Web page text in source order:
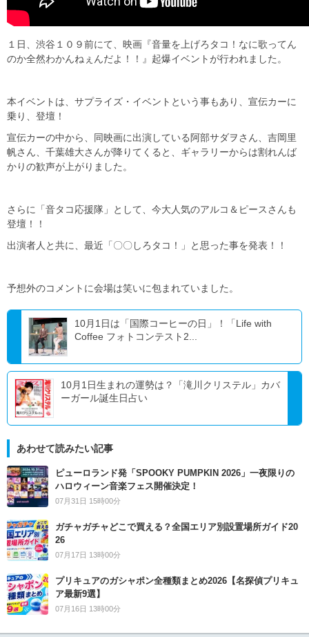
１日、渋谷１０９前にて、映画『音量を上げろタコ！なに歌ってん
のか全然わかんねぇんだよ！！』起爆イベントが行われました。
本イベントは、サプライズ・イベントという事もあり、宣伝カーに
乗り、登壇！
宣伝カーの中から、同映画に出演している阿部サダヲさん、吉岡里
帆さん、千葉雄大さんが降りてくると、ギャラリーからは割れんば
かりの歓声が上がりました。
さらに「音タコ応援隊」として、今大人気のアルコ＆ピースさんも
登壇！！
出演者人と共に、最近「〇〇しろタコ！」と思った事を発表！！
予想外のコメントに会場は笑いに包まれていました。
10月1日は「国際コーヒーの日」！「Life with
Coffee フォトコンテスト2...
10月1日生まれの運勢は？「滝川クリステル」カバ
ーガール誕生日占い
あわせて読みたい記事
ピューロランド発「SPOOKY PUMPKIN 2026」一夜限りの
ハロウィーン音楽フェス開催決定！
07月31日 15時00分
ガチャガチャどこで買える？全国エリア別設置場所ガイド20
26
07月17日 13時00分
プリキュアのガシャポン全種類まとめ2026【名探偵プリキュ
ア最新9選】
07月16日 13時00分